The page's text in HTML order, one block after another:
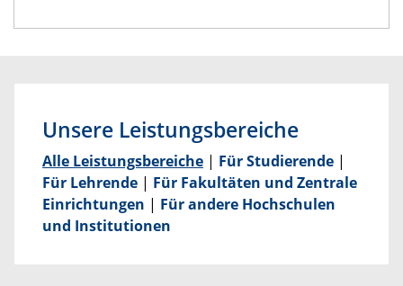
Unsere Leistungsbereiche
Alle Leistungsbereiche | Für Studierende |
Für Lehrende | Für Fakultäten und Zentrale
Einrichtungen | Für andere Hochschulen
und Institutionen